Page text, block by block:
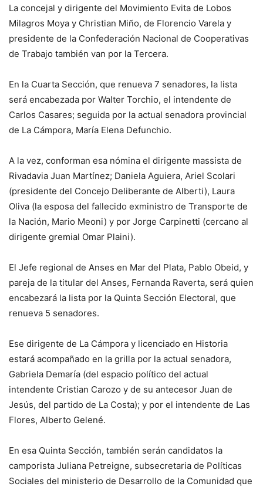
La concejal y dirigente del Movimiento Evita de Lobos
Milagros Moya y Christian Miño, de Florencio Varela y
presidente de la Confederación Nacional de Cooperativas
de Trabajo también van por la Tercera.
En la Cuarta Sección, que renueva 7 senadores, la lista
será encabezada por Walter Torchio, el intendente de
Carlos Casares; seguida por la actual senadora provincial
de La Cámpora, María Elena Defunchio.
A la vez, conforman esa nómina el dirigente massista de
Rivadavia Juan Martínez; Daniela Aguiera, Ariel Scolari
(presidente del Concejo Deliberante de Alberti), Laura
Oliva (la esposa del fallecido exministro de Transporte de
la Nación, Mario Meoni) y por Jorge Carpinetti (cercano al
dirigente gremial Omar Plaini).
El Jefe regional de Anses en Mar del Plata, Pablo Obeid, y
pareja de la titular del Anses, Fernanda Raverta, será quien
encabezará la lista por la Quinta Sección Electoral, que
renueva 5 senadores.
Ese dirigente de La Cámpora y licenciado en Historia
estará acompañado en la grilla por la actual senadora,
Gabriela Demaría (del espacio político del actual
intendente Cristian Carozo y de su antecesor Juan de
Jesús, del partido de La Costa); y por el intendente de Las
Flores, Alberto Gelené.
En esa Quinta Sección, también serán candidatos la
camporista Juliana Petreigne, subsecretaria de Políticas
Sociales del ministerio de Desarrollo de la Comunidad que